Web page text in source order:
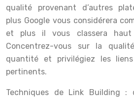
qualité provenant d’autres
plus Google vous considérera
et plus il vous classera haut
Concentrez-vous sur la
quantité et privilégiez les
pertinents.
Techniques de Link Building :